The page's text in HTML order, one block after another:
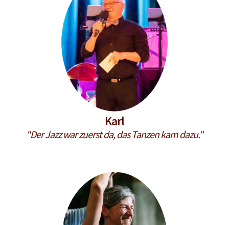
Karl
"Der Jazz war zuerst da, das Tanzen kam dazu."